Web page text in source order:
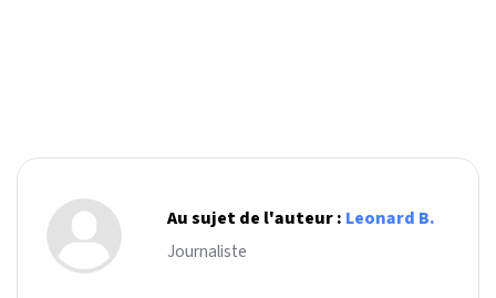
Au sujet de l'auteur : Leonard B.
Journaliste